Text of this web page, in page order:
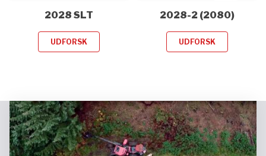
2028 SLT
UDFORSK
2028-2 (2080)
UDFORSK